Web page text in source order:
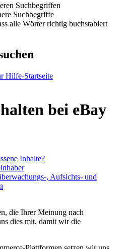
Suchbegriffen
Suchbegriffe
alle Wörter richtig buchstabiert
Hilfe-Startseite
bei eBay
Inhalte?
, Aufsichts- und
die Ihrer Meinung nach
dies mit, damit wir die